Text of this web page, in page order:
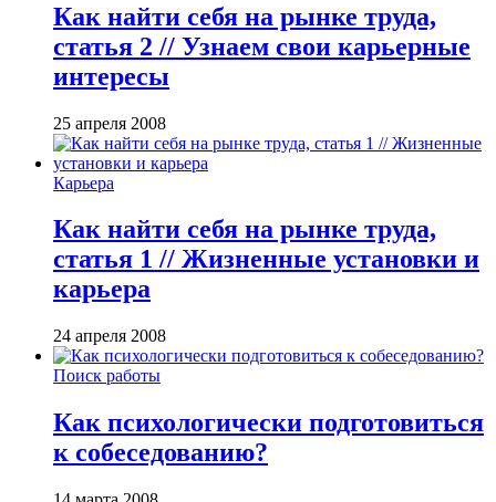
Как найти себя на рынке труда,
статья 2 // Узнаем свои карьерные
интересы
25 апреля 2008
Карьера
Как найти себя на рынке труда,
статья 1 // Жизненные установки и
карьера
24 апреля 2008
Поиск работы
Как психологически подготовиться
к собеседованию?